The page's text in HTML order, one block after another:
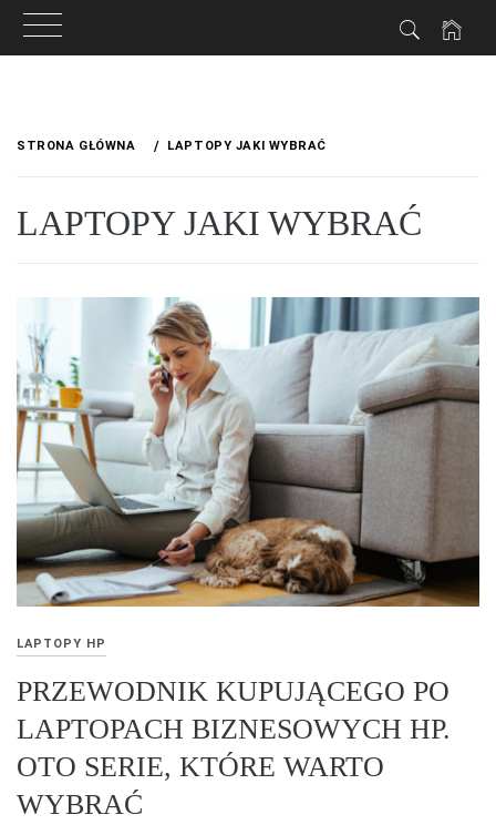
STRONA GŁÓWNA LAPTOPY JAKI WYBRAĆ
LAPTOPY JAKI WYBRAĆ
LAPTOPY HP
PRZEWODNIK KUPUJĄCEGO PO
LAPTOPACH BIZNESOWYCH HP.
OTO SERIE, KTÓRE WARTO
WYBRAĆ